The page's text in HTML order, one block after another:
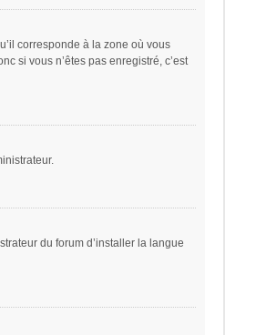
corresponde à la zone où vous
si vous n’êtes pas enregistré, c’est
du forum d’installer la langue